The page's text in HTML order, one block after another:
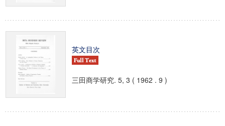
英文目次
三田商学研究. 5, 3 ( 1962 . 9 )